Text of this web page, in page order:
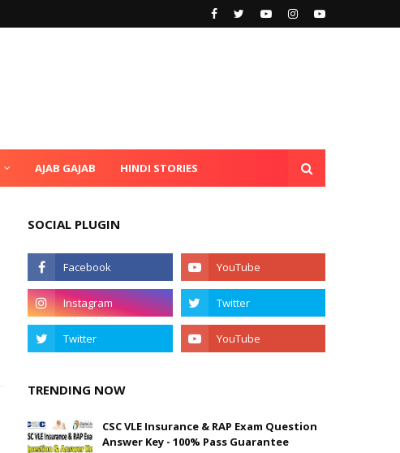
AJAB GAJAB HINDI STORIES
SOCIAL PLUGIN
TRENDING NOW
CSC VLE Insurance & RAP Exam Question
Answer Key - 100% Pass Guarantee